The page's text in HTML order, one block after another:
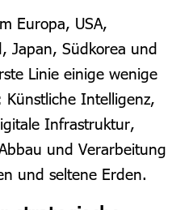
Europa, USA,
Japan, Südkorea und
Linie einige wenige
Intelligenz,
Infrastruktur,
und Verarbeitung
und seltene Erden.